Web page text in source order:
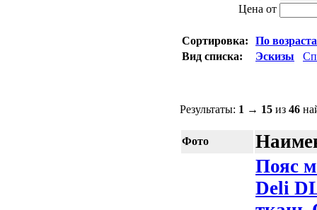
Цена от
Сортировка:
По
Вид списка:
Эскизы
Результаты: 1 → 15 из 46
Фото
Пояс
Deli